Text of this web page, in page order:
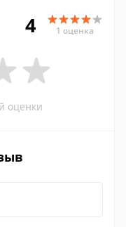
4 1 оценка
оценки